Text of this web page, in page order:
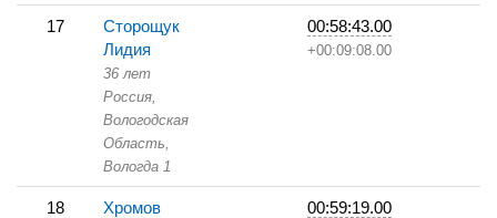
17
Сторощук
Лидия
36 лет
Россия,
Вологодская
Область,
Вологда 1
00:58:43.00
+00:09:08.00
18
Хромов
00:59:19.00